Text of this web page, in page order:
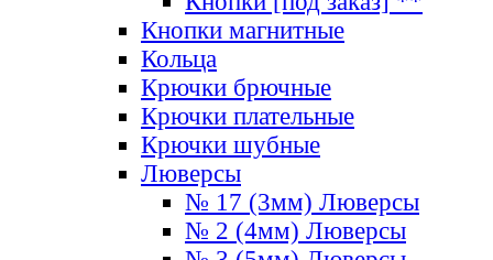
Кнопки магнитные
Кольца
Крючки брючные
Крючки плательные
Крючки шубные
Люверсы
№ 17 (3мм) Люверсы
№ 2 (4мм) Люверсы